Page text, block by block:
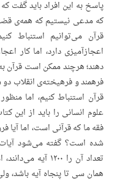
پاسخ به این افراد باید گفت
که مدعی نیستیم که همه‌ی
قرآن می‌توانیم استنباط
اعجاز‌آمیزی دارد، اما کار
دهند؛ هرچند ممکن است قرآن
فرهمند و فرهیخته‌ی انقلاب
قرآن استنباط کنیم، اما
علوم انسانی را باید از این
فقه ما که قرآنی است، اما آیا
شده است؟ گفته می‌شود
تعداد آن را ۱۲۰۰
همان سی‌ تا پنجاه آیه باشد،